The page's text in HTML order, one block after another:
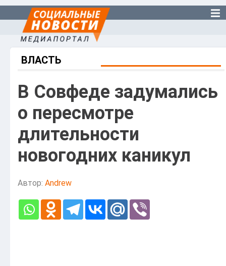
ВЛАСТЬ
В Совфеде задумались
о пересмотре
длительности
новогодних каникул
Автор: Andrew